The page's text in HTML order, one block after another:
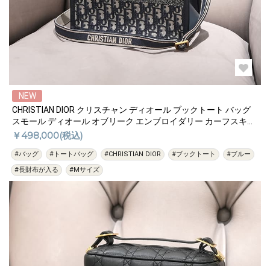
NEW
CHRISTIAN DIOR クリスチャン ディオール ブックトート バッグ
スモール ディオール オブリーク エンブロイダリー カーフスキン
ブルー エクリュ M1325CZBB_M928
￥498,000(税込)
#バッグ #トートバッグ #CHRISTIAN DIOR #ブックトート
#ブルー
#長財布が入る
#Mサイズ